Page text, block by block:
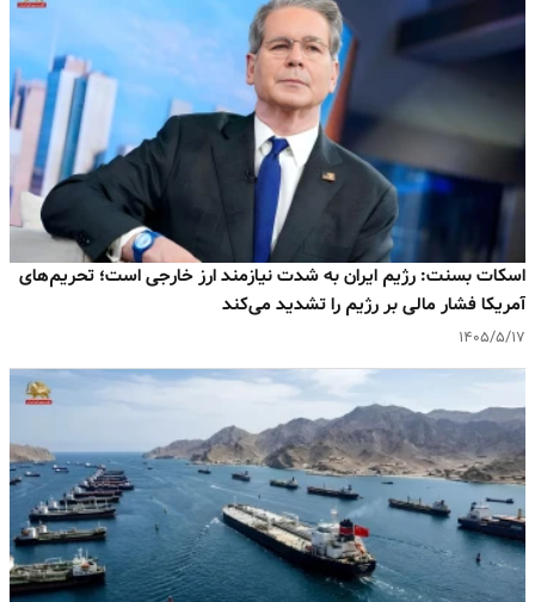
اسکات بسنت: رژیم ایران به‌ شدت نیازمند ارز خارجی است؛ تحریم‌های
آمریکا فشار مالی بر رژیم را تشدید می‌کند
۱۴۰۵/۵/۱۷